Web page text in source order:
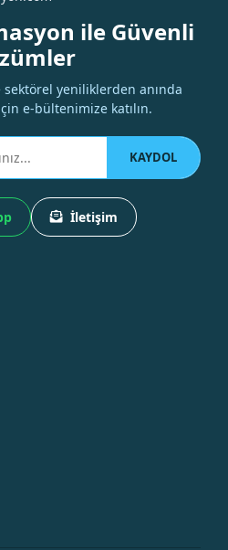
ile Güvenli
yeniliklerden anında
e-bültenimize katılın.
KAYDOL
İletişim